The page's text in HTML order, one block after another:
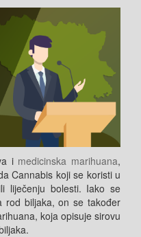
i medicinska marihuana,
Cannabis koji se koristi u
liječenju bolesti. Iako se
biljaka, on se također
, koja opisuje sirovu